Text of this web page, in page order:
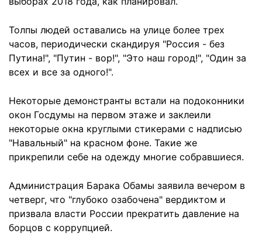
Толпы людей оставались на улице более трех
часов, периодически скандируя "Россия - без
Путина!", "Путин - вор!", "Это наш город!", "Один за
всех и все за одного!".
Некоторые демонстранты встали на подоконники
окон Госдумы на первом этаже и заклеили
некоторые окна круглыми стикерами с надписью
"Навальный" на красном фоне. Такие же
прикрепили себе на одежду многие собравшиеся.
Администрация Барака Обамы заявила вечером в
четверг, что "глубоко озабочена" вердиктом и
призвала власти России прекратить давление на
борцов с коррупцией.